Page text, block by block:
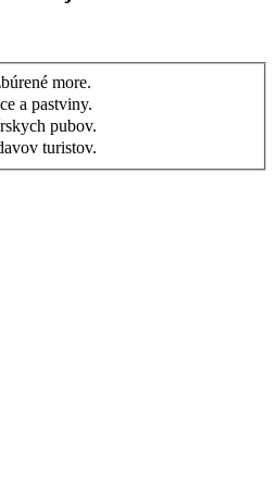
more.
a pastviny.
pubov.
turistov.